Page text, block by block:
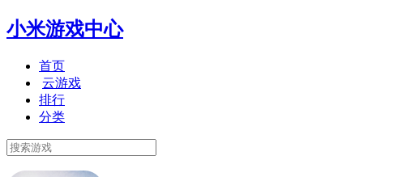
小米游戏中心
首页
云游戏
排行
分类